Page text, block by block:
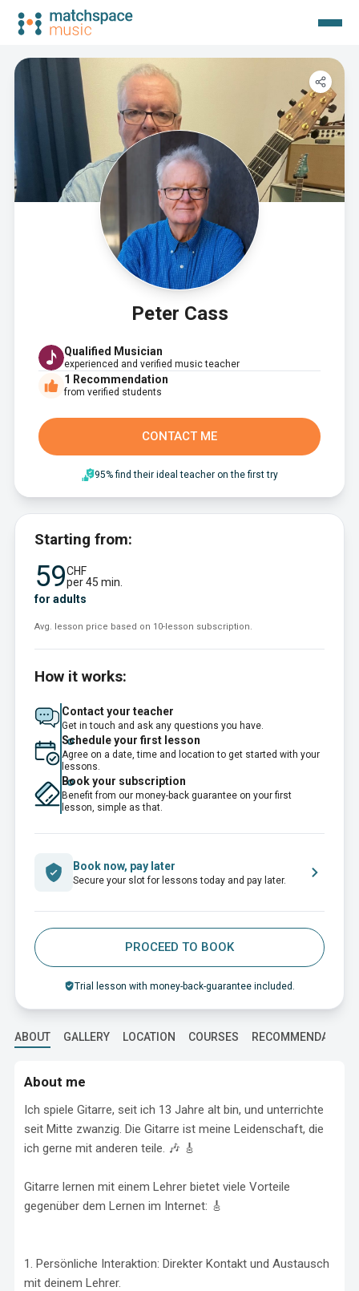
Peter Cass
Qualified Musician
experienced and verified music teacher
1 Recommendation
from verified students
CONTACT ME
95% find their ideal teacher on the first try
Starting from:
59CHF
per 45 min.
for adults
Avg. lesson price based on 10-lesson subscription.
How it works:
Contact your teacher
Get in touch and ask any questions you have.
Schedule your first lesson
Agree on a date, time and location to get started with your
lessons.
Book your subscription
Benefit from our money-back guarantee on your first
lesson, simple as that.
Book now, pay later
Secure your slot for lessons today and pay later.
PROCEED TO BOOK
Trial lesson with money-back-guarantee included.
ABOUT GALLERY LOCATION COURSES
About me
Ich spiele Gitarre, seit ich 13 Jahre alt bin, und unterrichte
seit Mitte zwanzig. Die Gitarre ist meine Leidenschaft, die
ich gerne mit anderen teile. 🎶 🎸
Gitarre lernen mit einem Lehrer bietet viele Vorteile
gegenüber dem Lernen im Internet: 🎸
1. Persönliche Interaktion: Direkter Kontakt und Austausch
mit deinem Lehrer.